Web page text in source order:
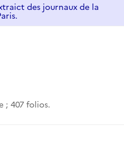
des journaux de la
; 407 folios.